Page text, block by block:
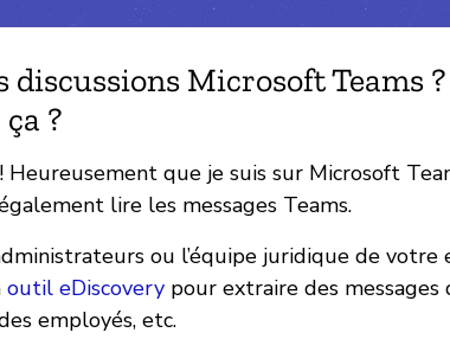
discussions Microsoft Teams
?
Heureusement que je suis sur Microsoft
lire les messages Teams.
ou l’équipe juridique de votre
outil eDiscovery pour extraire des messages
employés, etc.